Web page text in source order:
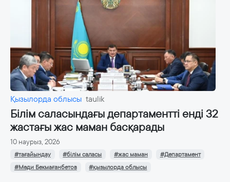
Қызылорда облысы taulik
Білім саласындағы департаментті енді 32
жастағы жас маман басқарады
10 наурыз, 2026
#тағайындау #білім саласы #жас маман
#Департамент
#Мәди Бекмағанбетов
#қызылорда облысы